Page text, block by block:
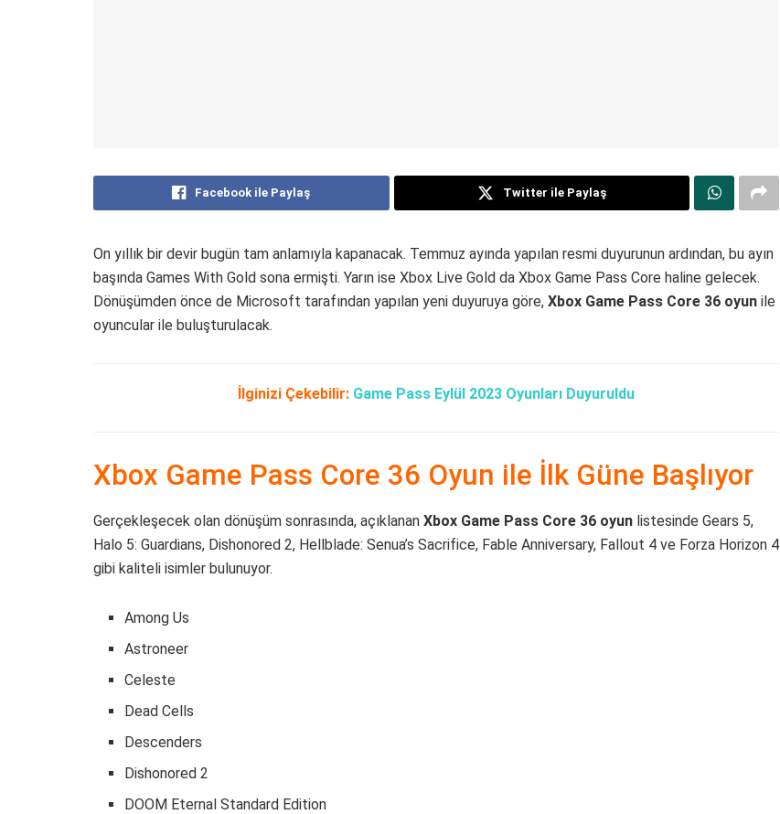
Facebook ile Paylaş Twitter ile Paylaş
On yıllık bir devir bugün tam anlamıyla kapanacak. Temmuz ayında yapılan resmi duyurunun ardından, bu ayın
başında Games With Gold sona ermişti. Yarın ise Xbox Live Gold da Xbox Game Pass Core haline gelecek.
Dönüşümden önce de Microsoft tarafından yapılan yeni duyuruya göre, Xbox Game Pass Core 36 oyun ile
oyuncular ile buluşturulacak.
İlginizi Çekebilir: Game Pass Eylül 2023 Oyunları Duyuruldu
Xbox Game Pass Core 36 Oyun ile İlk Güne Başlıyor
Gerçekleşecek olan dönüşüm sonrasında, açıklanan Xbox Game Pass Core 36 oyun listesinde Gears 5,
Halo 5: Guardians, Dishonored 2, Hellblade: Senua’s Sacrifice, Fable Anniversary, Fallout 4 ve Forza Horizon 4
gibi kaliteli isimler bulunuyor.
Among Us
Astroneer
Celeste
Dead Cells
Descenders
Dishonored 2
DOOM Eternal Standard Edition